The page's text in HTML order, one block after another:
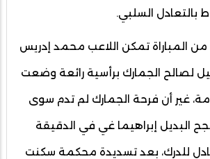
بالتعادل السلبي.
وفي الدقيقة 56 من المباراة تمكن اللاعب محمد إدريس
لصالح الجمارك برأسية رائعة وضعت
غير أن فرحة الجمارك لم تدم سوى
البديل إبراهيما غي في الدقيقة
للدرك، بعد تسديدة محكمة سكنت